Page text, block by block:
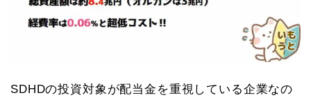
SDHDの投資対象が配当金を重視している企業なの